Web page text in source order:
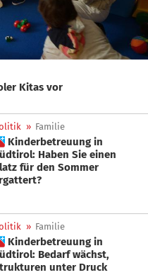
Kitas vor
» Familie
in
Haben Sie einen
für den Sommer
» Familie
in
Bedarf wächst,
unter Druck